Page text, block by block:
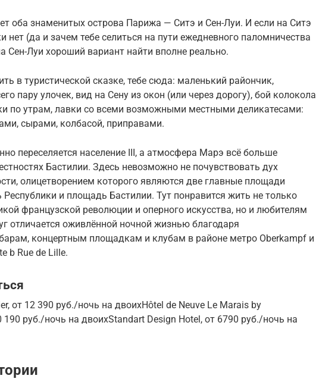
оба знаменитых острова Парижа — Ситэ и Сен-Луи. И если на Ситэ
нет (да и зачем тебе селиться на пути ежедневного паломничества
Сен-Луи хороший вариант найти вполне реально.
в туристической сказке, тебе сюда: маленький райончик,
пару улочек, вид на Сену из окон (или через дорогу), бой колокола
по утрам, лавки со всеми возможными местными деликатесами:
сырами, колбасой, приправами.
переселяется население III, а атмосфера Марэ всё больше
Бастилии. Здесь невозможно не почувствовать дух
олицетворением которого являются две главные площади
и площадь Бастилии. Тут понравится жить не только
французской революции и оперного искусства, но и любителям
отличается оживлённой ночной жизнью благодаря
концертным площадкам и клубам в районе метро Oberkampf и
b Rue de Lille.
от 12 390 руб./ночь на двоихHôtel de Neuve Le Marais by
190 руб./ночь на двоихStandart Design Hotel, от 6790 руб./ночь на